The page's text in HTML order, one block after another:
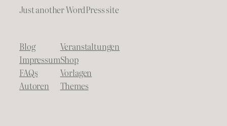
Just another WordPress site
Blog
Impressum
FAQs
Autoren
Veranstaltungen
Shop
Vorlagen
Themes